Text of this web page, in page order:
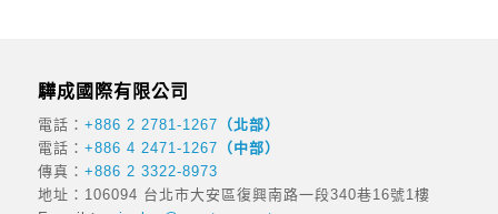
驊成國際有限公司
電話： +886 2 2781-1267 （北部）
電話： +886 4 2471-1267 （中部）
傳真： +886 2 3322-8973
地址：106094 台北市大安區復興南路一段340巷16號1樓